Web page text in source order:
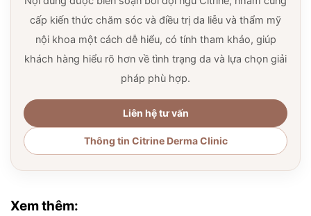
cấp kiến thức chăm sóc và điều trị da liễu và thẩm mỹ
nội khoa một cách dễ hiểu, có tính tham khảo, giúp
khách hàng hiểu rõ hơn về tình trạng da và lựa chọn giải
pháp phù hợp.
Liên hệ tư vấn
Thông tin Citrine Derma Clinic
Xem thêm: